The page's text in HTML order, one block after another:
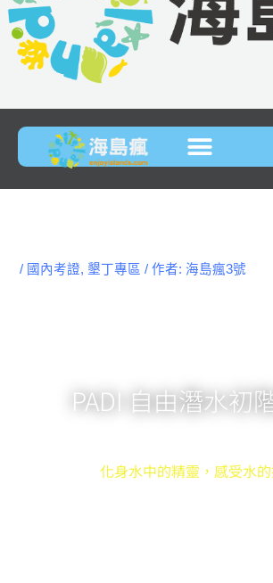
/ 國內考證, 墾丁專區 / 作者: 海島瘋3號
PADI 自由潛水初
化身水中的精靈，感受水